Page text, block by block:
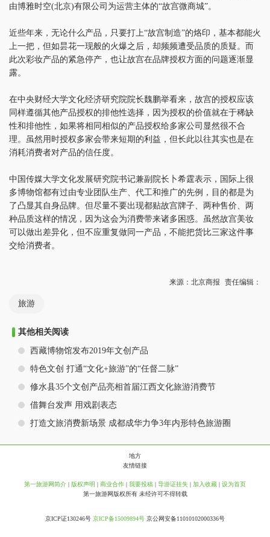
由博雅时空(北京)有限公司为运营主体的“故宫微商城”。
近些年来，无论什么产品，只要打上“故宫制造”的烙印，基本都能火
上一把，但如昙花一现般的火爆之后，却频频遭受品质的质疑。而
此次彩妆产品的紧急停产，也让故宫在品牌授权方面的问题逐渐显
露。
在中央财经大学文化经济研究院院长魏鹏举看来，故宫的授权应该
同样遵循其他产品授权的排他性选择，因为授权的价值就在于稀缺
性和排他性，如果将相同相似的产品授权给多家公司显然很不合
理。虽然用时授权多家会带来短期的利益，但长此以往其实也是在
消耗消费者对产品的信任度。
中国传媒大学文化发展研究院书记兼副院长卜希霆表示，国际上很
多博物馆都有过由专业团队生产、代工和推广的先例，目的都是为
了凸显其自身品牌。但尽量不要出现都贴故宫牌子、两种售价、两
种品质这样的情况，因为这会为消费带来诸多困惑。虽然故宫美妆
可以做出差异化，但不应重复做同一产品，不能把货比三家这件事
交给消费者。
来源：北京商报 责任编辑：
旅游
其他相关阅读
西藏博物馆发布2019年文创产品
特色文创 打通“文化+旅游”的“任督二脉”
修水县35个文创产品亮相首届江西文化旅游消费节
借舞台发声 用戏剧表态
打造文旅消费新场景 成都成华力争3年内形特色旅游圈
地方
友情链接
第一旅游网简介 | 版权声明 | 商业合作 | 我要投稿 | 导游证挂失 | 加入收藏 | 设为首页
第一旅游网版权所有 未经许可不得转载
京ICP证130246号 京ICP备15009894号 京公网安备11010102000336号